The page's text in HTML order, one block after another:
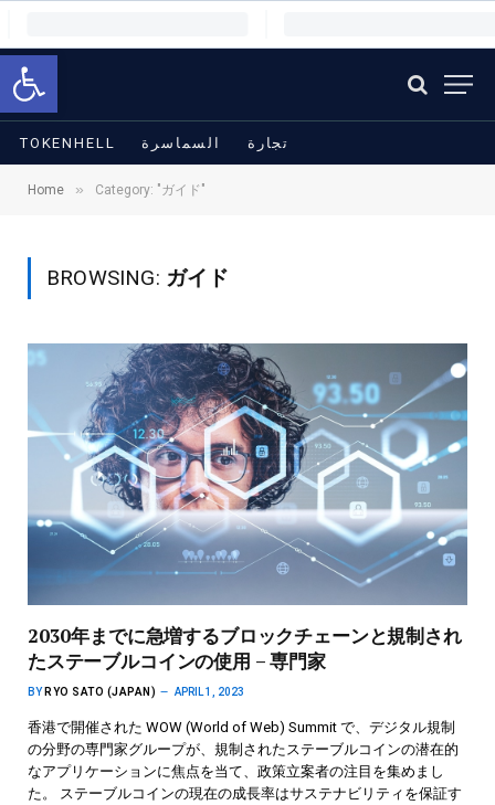
Open toolbar
TOKENHELL السماسرة تجارة
Home » Category: "ガイド"
BROWSING: ガイド
2030年までに急増するブロックチェーンと規制され
たステーブルコインの使用 – 専門家
BY RYO SATO (JAPAN) APRIL 1, 2023
香港で開催された WOW (World of Web) Summit で、デジタル規制
の分野の専門家グループが、規制されたステーブルコインの潜在的
なアプリケーションに焦点を当て、政策立案者の注目を集めまし
た。 ステーブルコインの現在の成長率はサステナビリティを保証す